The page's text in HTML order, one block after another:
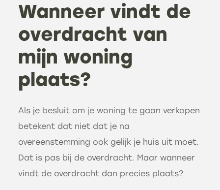
Wanneer vindt de
overdracht van
mijn woning
plaats?
Als je besluit om je woning te gaan verkopen
betekent dat niet dat je na
overeenstemming ook gelijk je huis uit moet.
Dat is pas bij de overdracht. Maar wanneer
vindt de overdracht dan precies plaats?